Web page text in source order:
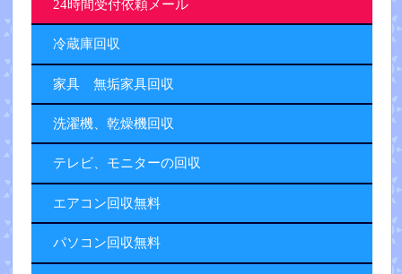
24時間受付依頼メール
冷蔵庫回収
家具 無垢家具回収
洗濯機、乾燥機回収
テレビ、モニターの回収
エアコン回収無料
パソコン回収無料